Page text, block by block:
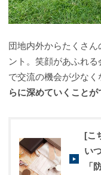
団地内外からたくさ
ント。笑顔があふれ
で交流の機会が少なく
らに深めていくことが
[こ
い
「